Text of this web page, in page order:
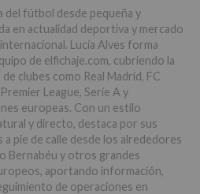
del fútbol desde pequeña y
en actualidad deportiva y mercado
Lucía Alves forma
de elfichaje.com, cubriendo la
clubes como Real Madrid, FC
League, Serie A y
europeas. Con un estilo
y directo, destaca por sus
a pie de calle desde los alrededores
Bernabéu y otros grandes
aportando información,
de operaciones en